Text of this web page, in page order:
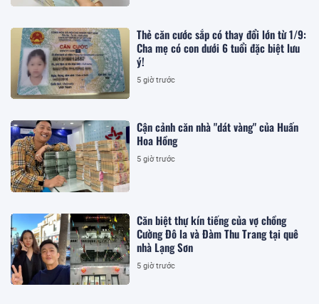
Thẻ căn cước sắp có thay đổi lớn từ 1/9:
Cha mẹ có con dưới 6 tuổi đặc biệt lưu
ý!
5 giờ trước
Cận cảnh căn nhà "dát vàng" của Huấn
Hoa Hồng
5 giờ trước
Căn biệt thự kín tiếng của vợ chồng
Cường Đô la và Đàm Thu Trang tại quê
nhà Lạng Sơn
5 giờ trước